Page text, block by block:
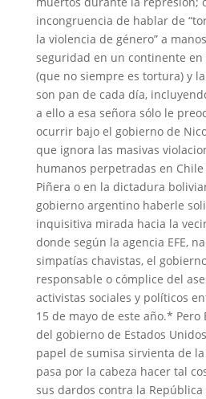
incongruencia de hablar de
la violencia de género” a
seguridad en un continente
(que no siempre es tortura) y
son pan de cada día,
a ello a esa señora sólo le
ocurrir bajo el gobierno de
que ignora las masivas
humanos perpetradas en
Piñera o en la dictadura
gobierno argentino haberle
inquisitiva mirada hacia la
donde según la agencia EFE,
simpatías chavistas, el
responsable o cómplice del
activistas sociales y políticos
15 de mayo de este año.* Pero
del gobierno de Estados
papel de sumisa sirvienta de la
pasa por la cabeza hacer tal
sus dardos contra la